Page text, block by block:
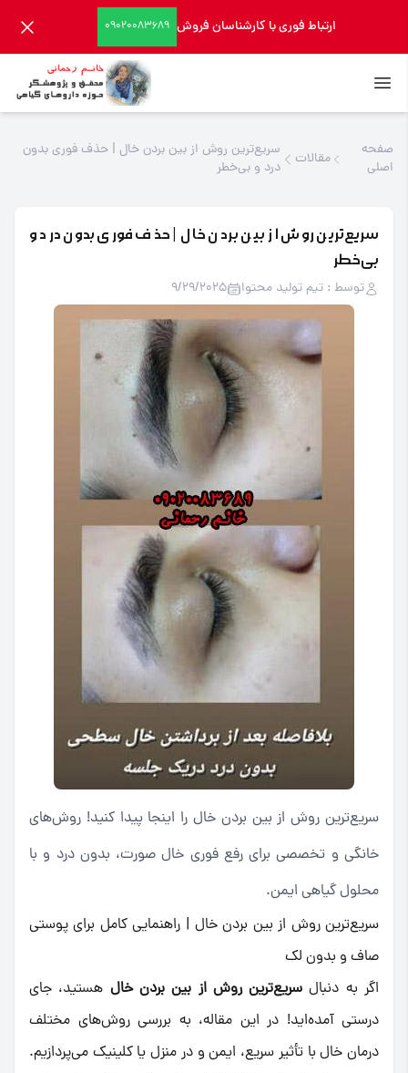
ارتباط فوری با کارشناسان فروش 09020083689
صفحه
اصلی
مقالات
سریع‌ترین روش از بین بردن خال | حذف فوری بدون
درد و بی‌خطر
سریع‌ترین روش از بین بردن خال | حذف فوری بدون درد و
بی‌خطر
توسط : تیم تولید محتوا 9/29/2025
سریع‌ترین روش از بین بردن خال را اینجا پیدا کنید! روش‌های
خانگی و تخصصی برای رفع فوری خال صورت، بدون درد و با
محلول گیاهی ایمن.
سریع‌ترین روش از بین بردن خال | راهنمایی کامل برای پوستی
صاف و بدون لک
اگر به دنبال سریع‌ترین روش از بین بردن خال هستید، جای
درستی آمده‌اید! در این مقاله، به بررسی روش‌های مختلف
درمان خال با تأثیر سریع، ایمن و در منزل یا کلینیک می‌پردازیم.